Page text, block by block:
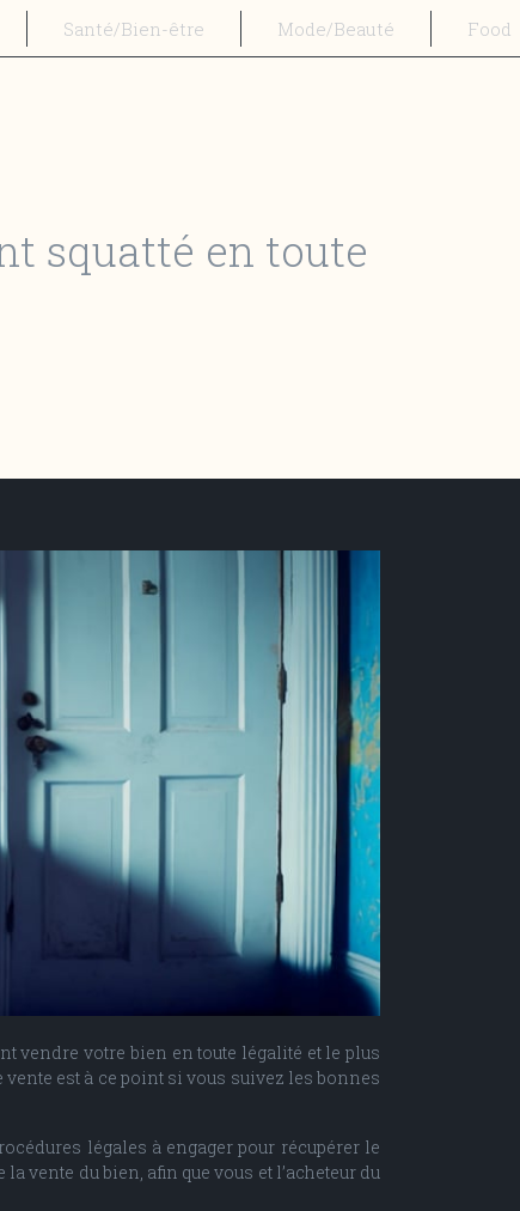
Santé/Bien-être Mode/Beauté Food
squatté en toute
vendre votre bien en toute légalité et le plus
est à ce point si vous suivez les bonnes
légales à engager pour récupérer le
vente du bien, afin que vous et l’acheteur du